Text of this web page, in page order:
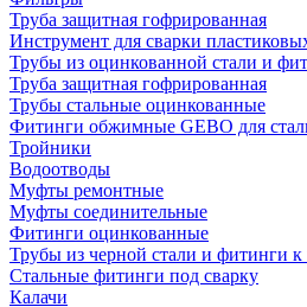
Труба защитная гофрированная
Инструмент для сварки
Трубы из оцинкованной стали и
Труба защитная гофрированная
Трубы стальные оцинкованные
Фитинги обжимные GEBO для
Тройники
Водоотводы
Муфты ремонтные
Муфты соединительные
Фитинги оцинкованные
Трубы из черной стали и фитинги
Стальные фитинги под сварку
Калачи